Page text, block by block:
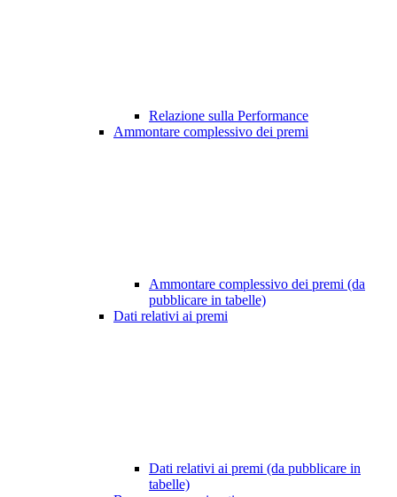
Relazione sulla Performance
Ammontare complessivo dei premi
Ammontare complessivo dei premi (da
pubblicare in tabelle)
Dati relativi ai premi
Dati relativi ai premi (da pubblicare in
tabelle)